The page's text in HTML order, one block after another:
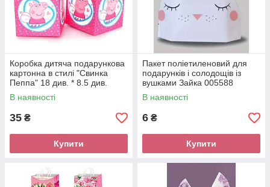
Коробка дитяча подарункова
картонна в стилі "Свинка
Пеппа" 18 див. * 8.5 див.
В наявності
35 ₴
Купити
Пакет поліетиленовий для
подарунків і солодощів із
вушками Зайка 005588
В наявності
6 ₴
Купити